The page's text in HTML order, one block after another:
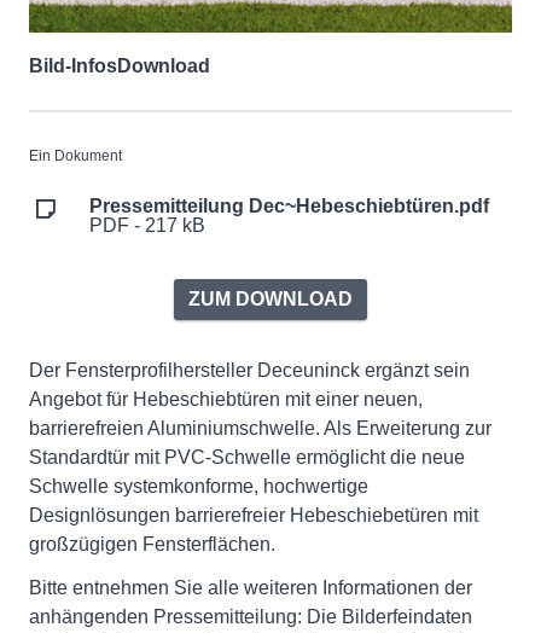
Bild-InfosDownload
Ein Dokument
Pressemitteilung Dec~Hebeschiebtüren.pdf
PDF - 217 kB
ZUM DOWNLOAD
Der Fensterprofilhersteller Deceuninck ergänzt sein
Angebot für Hebeschiebtüren mit einer neuen,
barrierefreien Aluminiumschwelle. Als Erweiterung zur
Standardtür mit PVC-Schwelle ermöglicht die neue
Schwelle systemkonforme, hochwertige
Designlösungen barrierefreier Hebeschiebetüren mit
großzügigen Fensterflächen.
Bitte entnehmen Sie alle weiteren Informationen der
anhängenden Pressemitteilung: Die Bilderfeindaten